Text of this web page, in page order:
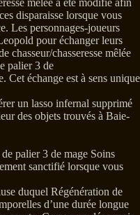
mêlée a été modifié afin
disparaisse lorsque vous
Les personnages-joueurs
pour échanger leurs
chasseur/chasseresse mêlée
palier 3 de
Cet échange est à sens unique
un lasso infernal supprimé
des objets trouvés à Baie-
palier 3 de mage Soins
sanctifié lorsque vous
duquel Régénération de
d’une durée longue